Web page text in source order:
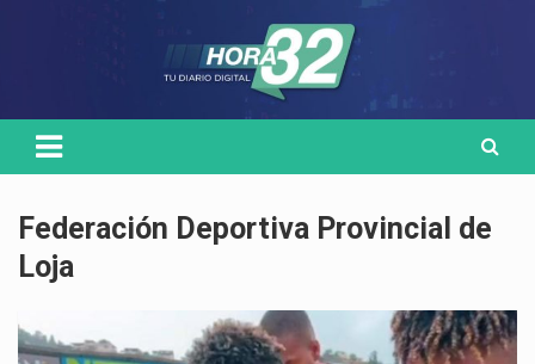
Federación Deportiva Provincial de
Loja